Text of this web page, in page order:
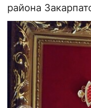
района